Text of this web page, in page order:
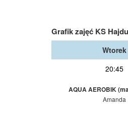
Grafik zajęć KS
Wtorek
20:45
AQUA AEROBIK
Amanda